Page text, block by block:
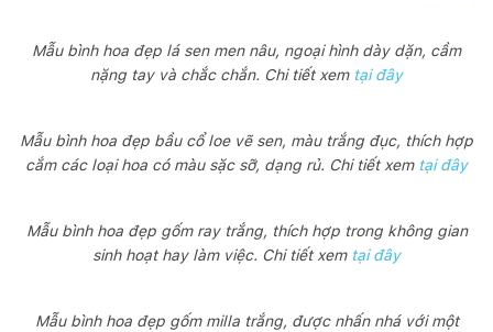
Mẫu bình hoa đẹp lá sen men nâu, ngoại hình dày dặn, cầm
nặng tay và chắc chắn. Chi tiết xem tại đây
Mẫu bình hoa đẹp bầu cổ loe vẽ sen, màu trắng đục, thích hợp
cắm các loại hoa có màu sặc sỡ, dạng rủ. Chi tiết xem tại đây
Mẫu bình hoa đẹp gốm ray trắng, thích hợp trong không gian
sinh hoạt hay làm việc. Chi tiết xem tại đây
Mẫu bình hoa đẹp gốm milla trắng, được nhấn nhá với một